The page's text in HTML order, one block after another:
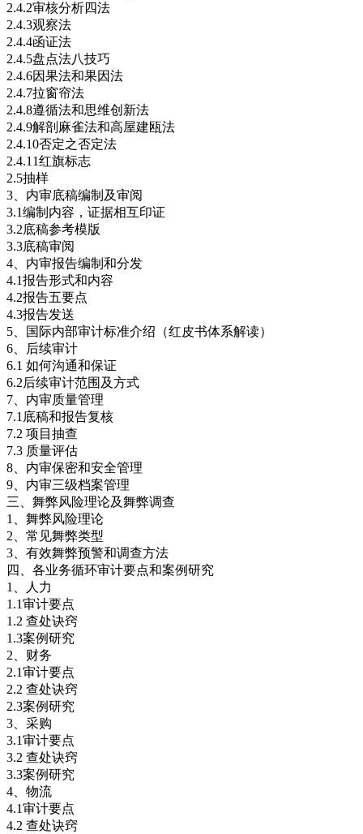
2.4.2审核分析四法
2.4.3观察法
2.4.4函证法
2.4.5盘点法八技巧
2.4.6因果法和果因法
2.4.7拉窗帘法
2.4.8遵循法和思维创新法
2.4.9解剖麻雀法和高屋建瓯法
2.4.10否定之否定法
2.4.11红旗标志
2.5抽样
3、内审底稿编制及审阅
3.1编制内容，证据相互印证
3.2底稿参考模版
3.3底稿审阅
4、内审报告编制和分发
4.1报告形式和内容
4.2报告五要点
4.3报告发送
5、国际内部审计标准介绍（红皮书体系解读）
6、后续审计
6.1 如何沟通和保证
6.2后续审计范围及方式
7、内审质量管理
7.1底稿和报告复核
7.2 项目抽查
7.3 质量评估
8、内审保密和安全管理
9、内审三级档案管理
三、舞弊风险理论及舞弊调查
1、舞弊风险理论
2、常见舞弊类型
3、有效舞弊预警和调查方法
四、各业务循环审计要点和案例研究
1、人力
1.1审计要点
1.2 查处诀窍
1.3案例研究
2、财务
2.1审计要点
2.2 查处诀窍
2.3案例研究
3、采购
3.1审计要点
3.2 查处诀窍
3.3案例研究
4、物流
4.1审计要点
4.2 查处诀窍